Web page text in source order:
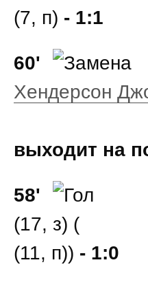
(7, п) - 1:1
60'
Хендерсон
выходит на
58'
(17, з) (
(11, п)) - 1:0